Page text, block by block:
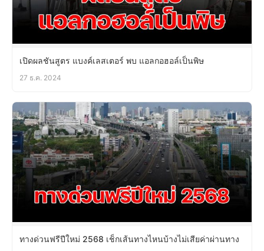
เปิดผลชันสูตร แบงค์เลสเตอร์ พบ แอลกอฮอล์เป็นพิษ
27 ธ.ค. 2024
ทางด่วนฟรีปีใหม่ 2568 เช็กเส้นทางไหนบ้างไม่เสียค่าผ่านทาง